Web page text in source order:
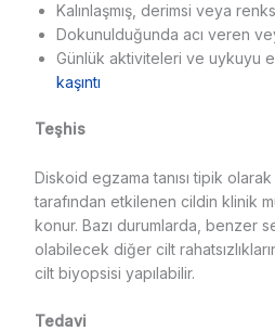
Kalınlaşmış, derimsi veya
Dokunulduğunda acı veren
Günlük aktiviteleri ve uykuyu
kaşıntı
Teşhis
Diskoid egzama tanısı tipik
tarafından etkilenen cildin klinik
konur. Bazı durumlarda, benzer
olabilecek diğer cilt
cilt biyopsisi yapılabilir.
Tedavi